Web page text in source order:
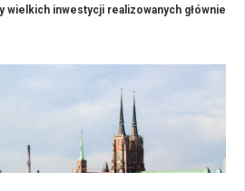
wielkich inwestycji realizowanych głównie
UE rozpoczęło prawny Polexit i
z UE formalnie zostało